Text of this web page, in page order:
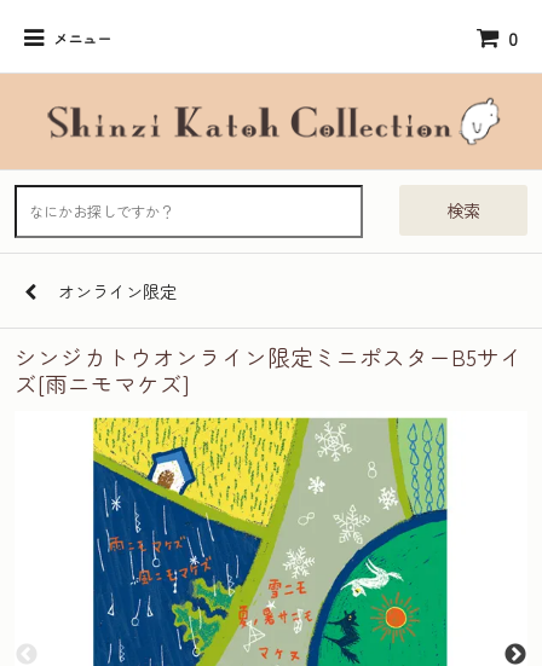
メニュー 0
検索
オンライン限定
シンジカトウオンライン限定ミニポスターB5サイ
ズ[雨ニモマケズ]